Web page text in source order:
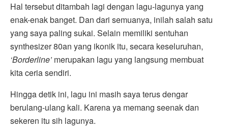
Hal tersebut ditambah lagi dengan lagu-lagunya yang
enak-enak banget. Dan dari semuanya, inilah salah satu
yang saya paling sukai. Selain memiliki sentuhan
synthesizer 80an yang ikonik itu, secara keseluruhan,
‘Borderline’ merupakan lagu yang langsung membuat
kita ceria sendiri.
Hingga detik ini, lagu ini masih saya terus dengar
berulang-ulang kali. Karena ya memang seenak dan
sekeren itu sih lagunya.